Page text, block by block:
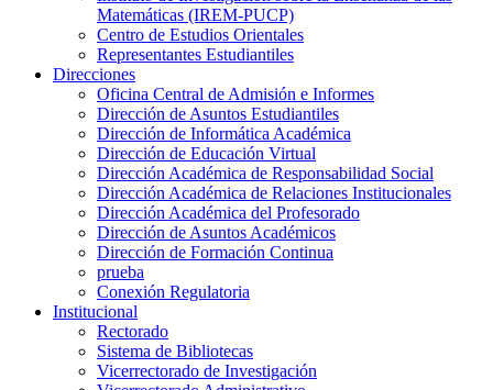
Matemáticas (IREM-PUCP)
Centro de Estudios Orientales
Representantes Estudiantiles
Direcciones
Oficina Central de Admisión e Informes
Dirección de Asuntos Estudiantiles
Dirección de Informática Académica
Dirección de Educación Virtual
Dirección Académica de Responsabilidad Social
Dirección Académica de Relaciones Institucionales
Dirección Académica del Profesorado
Dirección de Asuntos Académicos
Dirección de Formación Continua
prueba
Conexión Regulatoria
Institucional
Rectorado
Sistema de Bibliotecas
Vicerrectorado de Investigación